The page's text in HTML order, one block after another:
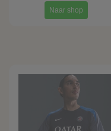
Naar shop